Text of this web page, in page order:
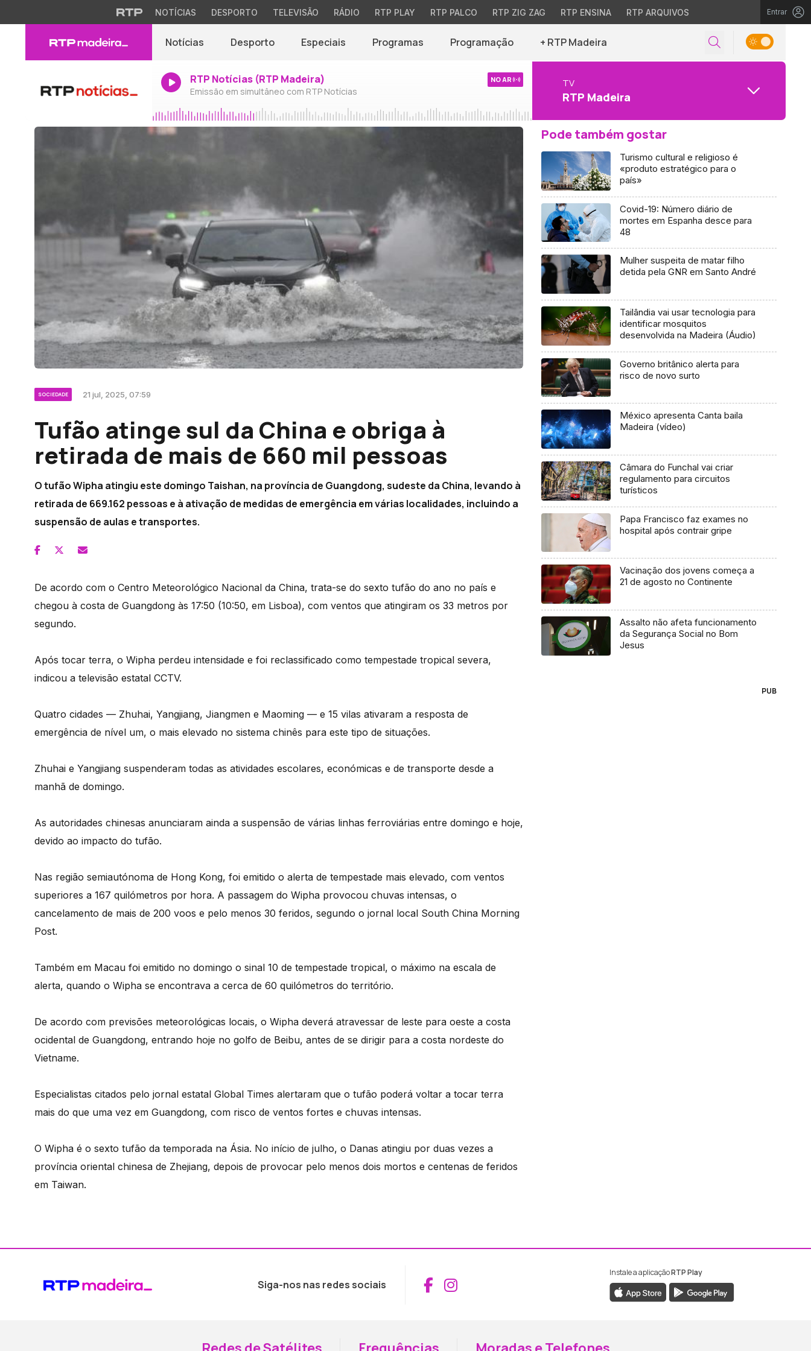
NOTÍCIAS DESPORTO TELEVISÃO RÁDIO RTP PLAY RTP PALCO RTP ZIG ZAG RTP ENSINA RTP ARQUIVOS Entrar
Notícias Desporto Especiais Programas Programação + RTP Madeira
RTP Notícias (RTP Madeira)
Emissão em simultâneo com RTP Notícias
NO AR TV
RTP Madeira
SOCIEDADE 21 jul, 2025, 07:59
Tufão atinge sul da China e obriga à
retirada de mais de 660 mil pessoas
O tufão Wipha atingiu este domingo Taishan, na província de Guangdong, sudeste da China, levando à
retirada de 669.162 pessoas e à ativação de medidas de emergência em várias localidades, incluindo a
suspensão de aulas e transportes.
De acordo com o Centro Meteorológico Nacional da China, trata-se do sexto tufão do ano no país e
chegou à costa de Guangdong às 17:50 (10:50, em Lisboa), com ventos que atingiram os 33 metros por
segundo.
Após tocar terra, o Wipha perdeu intensidade e foi reclassificado como tempestade tropical severa,
indicou a televisão estatal CCTV.
Quatro cidades — Zhuhai, Yangjiang, Jiangmen e Maoming — e 15 vilas ativaram a resposta de
emergência de nível um, o mais elevado no sistema chinês para este tipo de situações.
Zhuhai e Yangjiang suspenderam todas as atividades escolares, económicas e de transporte desde a
manhã de domingo.
As autoridades chinesas anunciaram ainda a suspensão de várias linhas ferroviárias entre domingo e hoje,
devido ao impacto do tufão.
Nas região semiautónoma de Hong Kong, foi emitido o alerta de tempestade mais elevado, com ventos
superiores a 167 quilómetros por hora. A passagem do Wipha provocou chuvas intensas, o
cancelamento de mais de 200 voos e pelo menos 30 feridos, segundo o jornal local South China Morning
Post.
Também em Macau foi emitido no domingo o sinal 10 de tempestade tropical, o máximo na escala de
alerta, quando o Wipha se encontrava a cerca de 60 quilómetros do território.
De acordo com previsões meteorológicas locais, o Wipha deverá atravessar de leste para oeste a costa
ocidental de Guangdong, entrando hoje no golfo de Beibu, antes de se dirigir para a costa nordeste do
Vietname.
Especialistas citados pelo jornal estatal Global Times alertaram que o tufão poderá voltar a tocar terra
mais do que uma vez em Guangdong, com risco de ventos fortes e chuvas intensas.
O Wipha é o sexto tufão da temporada na Ásia. No início de julho, o Danas atingiu por duas vezes a
província oriental chinesa de Zhejiang, depois de provocar pelo menos dois mortos e centenas de feridos
em Taiwan.
Pode também gostar
Turismo cultural e religioso é
«produto estratégico para o
país»
Covid-19: Número diário de
mortes em Espanha desce para
48
Mulher suspeita de matar filho
detida pela GNR em Santo André
Tailândia vai usar tecnologia para
identificar mosquitos
desenvolvida na Madeira (Áudio)
Governo britânico alerta para
risco de novo surto
México apresenta Canta baila
Madeira (vídeo)
Câmara do Funchal vai criar
regulamento para circuitos
turísticos
Papa Francisco faz exames no
hospital após contrair gripe
Vacinação dos jovens começa a
21 de agosto no Continente
Assalto não afeta funcionamento
da Segurança Social no Bom
Jesus
PUB
Siga-nos nas redes sociais Aceder ao Facebook da RTP Madeira
Aceder ao Instagram da RTP Madeira
Instale a aplicaçãoRTP Play